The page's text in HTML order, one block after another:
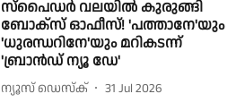
സ്പൈഡർ വലയിൽ കുരുങ്ങി
ബോക്സ് ഓഫീസ്! 'പത്താനേ'യും
'ധുരന്ധറിനേ'യും മറികടന്ന്
'ബ്രാൻഡ് ന്യൂ ഡേ'
ന്യൂസ് ഡെസ്ക് 31 Jul 2026